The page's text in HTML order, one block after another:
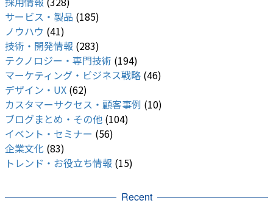
サービス・製品 (185)
ノウハウ (41)
技術・開発情報 (283)
テクノロジー・専門技術 (194)
マーケティング・ビジネス戦略 (46)
デザイン・UX (62)
カスタマーサクセス・顧客事例 (10)
ブログまとめ・その他 (104)
イベント・セミナー (56)
企業文化 (83)
トレンド・お役立ち情報 (15)
Recent